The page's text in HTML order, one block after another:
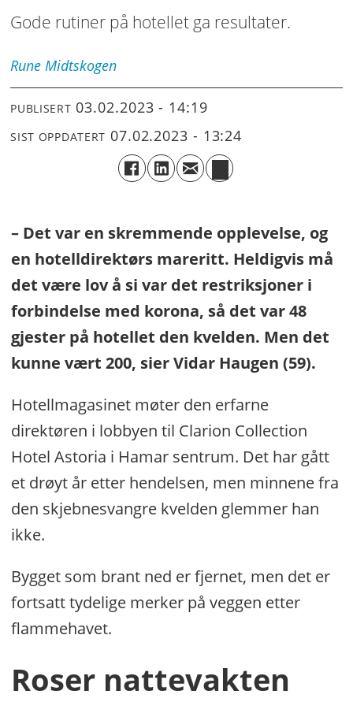
Gode rutiner på hotellet ga resultater.
Rune Midtskogen
PUBLISERT 03.02.2023 - 14:19
SIST OPPDATERT 07.02.2023 - 13:24
– Det var en skremmende opplevelse, og
en hotelldirektørs mareritt. Heldigvis må
det være lov å si var det restriksjoner i
forbindelse med korona, så det var 48
gjester på hotellet den kvelden. Men det
kunne vært 200, sier Vidar Haugen (59).
Hotellmagasinet møter den erfarne
direktøren i lobbyen til Clarion Collection
Hotel Astoria i Hamar sentrum. Det har gått
et drøyt år etter hendelsen, men minnene fra
den skjebnesvangre kvelden glemmer han
ikke.
Bygget som brant ned er fjernet, men det er
fortsatt tydelige merker på veggen etter
flammehavet.
Roser nattevakten